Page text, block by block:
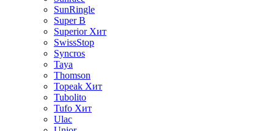
SunRingle
Super B
Superior Хит
SwissStop
Syncros
Taya
Thomson
Topeak Хит
Tubolito
Tufo Хит
Ulac